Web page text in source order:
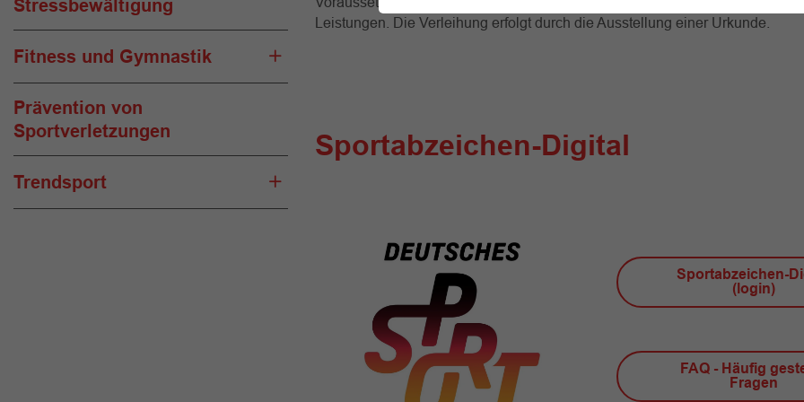
Stressbewältigung
Fitness und Gymnastik
Prävention von
Sportverletzungen
Trendsport
Leistungen. Die Verleihung erfolgt durch die Ausstellung einer Urkunde.
Sportabzeichen-Digital
Sportabzeichen-
(login)
FAQ - Häufig
Fragen